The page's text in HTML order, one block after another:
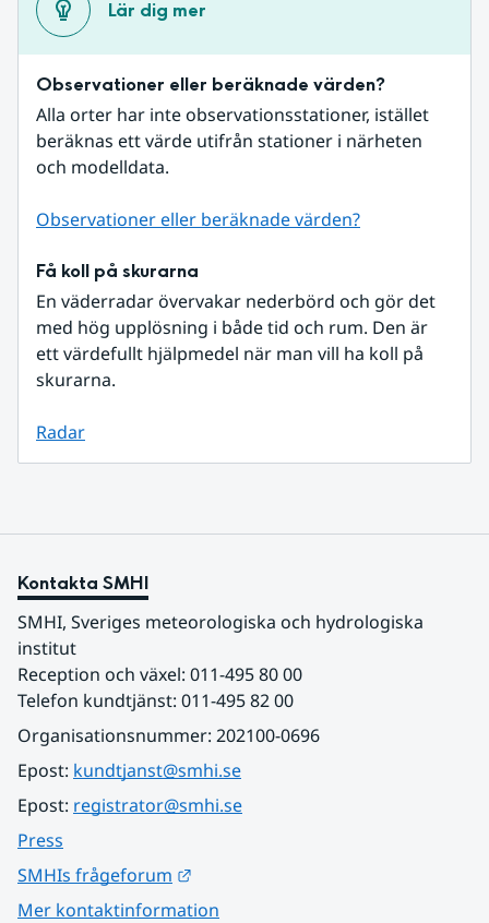
Lär dig mer
Observationer eller beräknade värden?
Alla orter har inte observationsstationer, istället
beräknas ett värde utifrån stationer i närheten
och modelldata.
Observationer eller beräknade värden?
Få koll på skurarna
En väderradar övervakar nederbörd och gör det
med hög upplösning i både tid och rum. Den är
ett värdefullt hjälpmedel när man vill ha koll på
skurarna.
Radar
Kontakta SMHI
SMHI, Sveriges meteorologiska och hydrologiska
institut
Reception och växel: 011-495 80 00
Telefon kundtjänst: 011-495 82 00
Organisationsnummer: 202100-0696
Epost: kundtjanst@smhi.se
Epost: registrator@smhi.se
Press
SMHIs frågeforum
Mer kontaktinformation